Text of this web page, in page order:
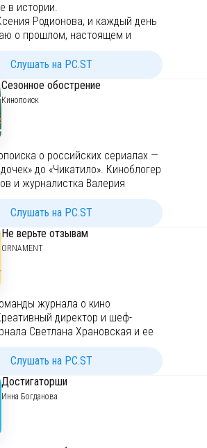
в истории.
Родионова, и каждый день
о прошлом, настоящем и
факты! Новый день —
t.me/etoutro
www.youtube.com/@etoutro
Слушать на PC.ST
Сезонное обострение
Кинопоиск
о российских сериалах —
до «Чикатило». Киноблогер
и журналистка Валерия
сериалы и помогают
в причудливом мире
сериальной индустрии.
— Лера Кусто, Дима
и редактор — Бэтси
t.me/sezonnoe_obostrenye
подкаста.
Слушать на PC.ST
Не верьте отзывам
ORNAMENT
журнала о кино
директор и шеф-
Светлана Храновская и ее
— обсуждают разные
кино, устраивают друг другу
и прочие издевательства.
подкаста:
Слушать на PC.ST
Достигаторши
Инна Богданова